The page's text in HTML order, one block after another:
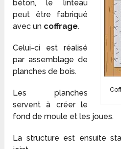
béton, le linteau
peut être fabriqué
avec un coffrage.
Celui-ci est réalisé
par assemblage de
planches de bois.
Les planches
servent à créer le
fond de moule et les joues.
La structure est ensuite